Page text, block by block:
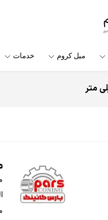
میل کروم خدمات